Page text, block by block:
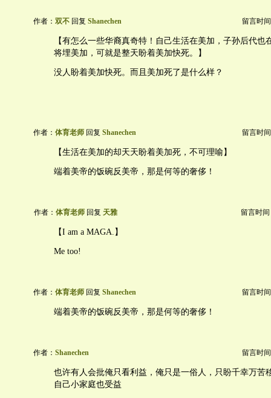
作者： 双不 回复 Shanechen 留言时
【有怎么一些华裔真奇特！自己生活在美加，子孙后代也
将埋美加，可就是整天盼着美加快死。】
没人盼着美加快死。而且美加死了是什么样？
作者： 体育老师 回复 Shanechen 留言时
【生活在美加的却天天盼着美加死，不可理喻】
端着美帝的饭碗反美帝，那是何等的奢侈！
作者： 体育老师 回复 天雅 留言时间
【I am a MAGA.】
Me too!
作者： 体育老师 回复 Shanechen 留言时
端着美帝的饭碗反美帝，那是何等的奢侈！
作者： Shanechen 留言时
也许有人会批俺只看利益，俺只是一俗人，只盼千幸万苦
自己小家庭也受益